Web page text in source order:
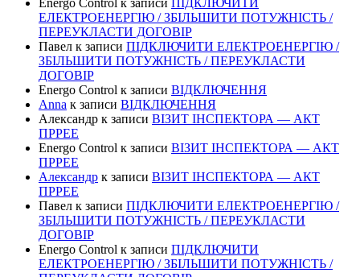
ЕЛЕКТРОЕНЕРГІЮ / ЗБІЛЬШИТИ ПОТУЖНІСТЬ /
ПЕРЕУКЛАСТИ ДОГОВІР
Павел к записи ПІДКЛЮЧИТИ ЕЛЕКТРОЕНЕРГІЮ /
ЗБІЛЬШИТИ ПОТУЖНІСТЬ / ПЕРЕУКЛАСТИ
ДОГОВІР
Energo Control к записи ВІДКЛЮЧЕННЯ
Anna к записи ВІДКЛЮЧЕННЯ
Александр к записи ВІЗИТ ІНСПЕКТОРА — АКТ
ПРРЕЕ
Energo Control к записи ВІЗИТ ІНСПЕКТОРА — АКТ
ПРРЕЕ
Александр к записи ВІЗИТ ІНСПЕКТОРА — АКТ
ПРРЕЕ
Павел к записи ПІДКЛЮЧИТИ ЕЛЕКТРОЕНЕРГІЮ /
ЗБІЛЬШИТИ ПОТУЖНІСТЬ / ПЕРЕУКЛАСТИ
ДОГОВІР
Energo Control к записи ПІДКЛЮЧИТИ
ЕЛЕКТРОЕНЕРГІЮ / ЗБІЛЬШИТИ ПОТУЖНІСТЬ /